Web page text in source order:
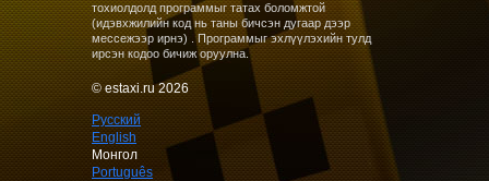
тохиолдолд программыг татах боломжтой
(идэвхжилийн код нь таны бичсэн дугаар дээр
мессежээр ирнэ) . Программыг эхлүүлэхийн тулд
ирсэн кодоо бичиж оруулна.
© estaxi.ru 2026
Русский
English
Монгол
Português